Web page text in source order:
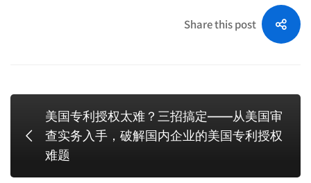
Share this post
美国专利授权太难？三招搞定——从美国审
查实务入手，破解国内企业的美国专利授权
难题